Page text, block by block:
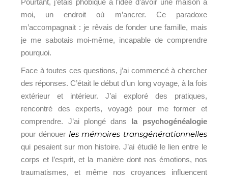
Pourtant, j’étais phobique à l’idée d’avoir une maison à
moi, un endroit où m’ancrer. Ce paradoxe
m’accompagnait : je rêvais de fonder une famille, mais
je me sabotais moi-même, incapable de comprendre
pourquoi.
Face à toutes ces questions, j’ai commencé à chercher
des réponses. C’était le début d’un long voyage, à la fois
extérieur et intérieur. J’ai exploré des pratiques,
rencontré des experts, voyagé pour me former et
comprendre. J’ai plongé dans la psychogénéalogie
pour dénouer les mémoires transgénérationnelles
qui pesaient sur mon histoire. J’ai étudié le lien entre le
corps et l’esprit, et la manière dont nos émotions, nos
traumatismes, et même nos croyances influencent